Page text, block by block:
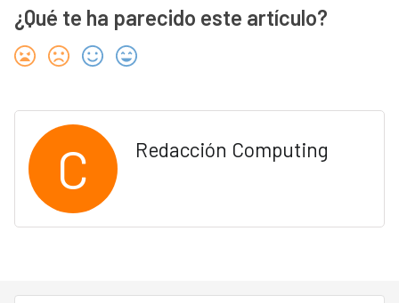
¿Qué te ha parecido este artículo?
C Redacción Computing